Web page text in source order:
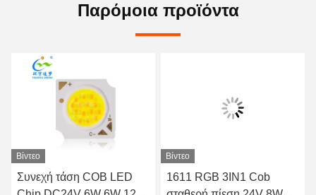
Παρόμοια προϊόντα
Βίντεο
Συνεχή τάση COB LED
Βίντεο
1611 RGB 3IN1 Cob